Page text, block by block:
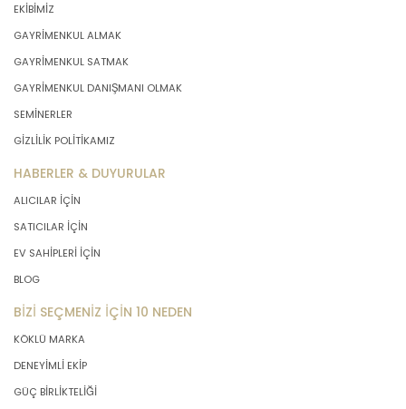
EKİBİMİZ
GAYRİMENKUL ALMAK
GAYRİMENKUL SATMAK
GAYRİMENKUL DANIŞMANI OLMAK
SEMİNERLER
GİZLİLİK POLİTİKAMIZ
HABERLER & DUYURULAR
ALICILAR İÇİN
SATICILAR İÇİN
EV SAHİPLERİ İÇİN
BLOG
BİZİ SEÇMENİZ İÇİN 10 NEDEN
KÖKLÜ MARKA
DENEYİMLİ EKİP
GÜÇ BİRLİKTELİĞİ